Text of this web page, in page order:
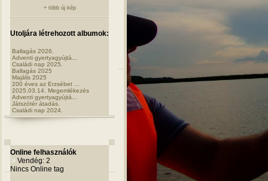
+ több új kép
Utoljára létrehozott albumok:
Ballagás 2026.
Adventi gyertyagyújtá...
Családi nap 2025.
Ballagás 2025
Majális 2025
200 éves az Erzsébet ...
2025.03.14. Megemlékezés
Adventi gyertyagyújtá...
Játszótér átadás.
Családi nap 2024.
Online felhasználók
Vendég: 2
Nincs Online tag